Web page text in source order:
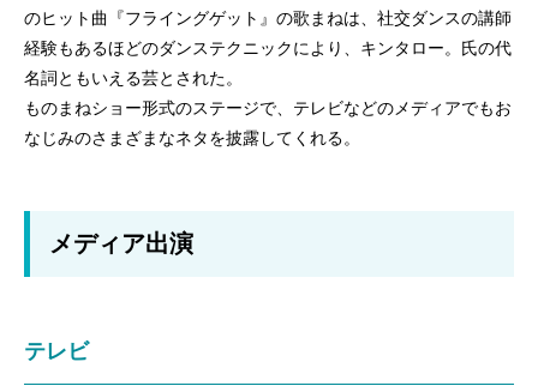
のヒット曲『フライングゲット』の歌まねは、社交ダンスの講師
経験もあるほどのダンステクニックにより、キンタロー。氏の代
名詞ともいえる芸とされた。
ものまねショー形式のステージで、テレビなどのメディアでもお
なじみのさまざまなネタを披露してくれる。
メディア出演
テレビ